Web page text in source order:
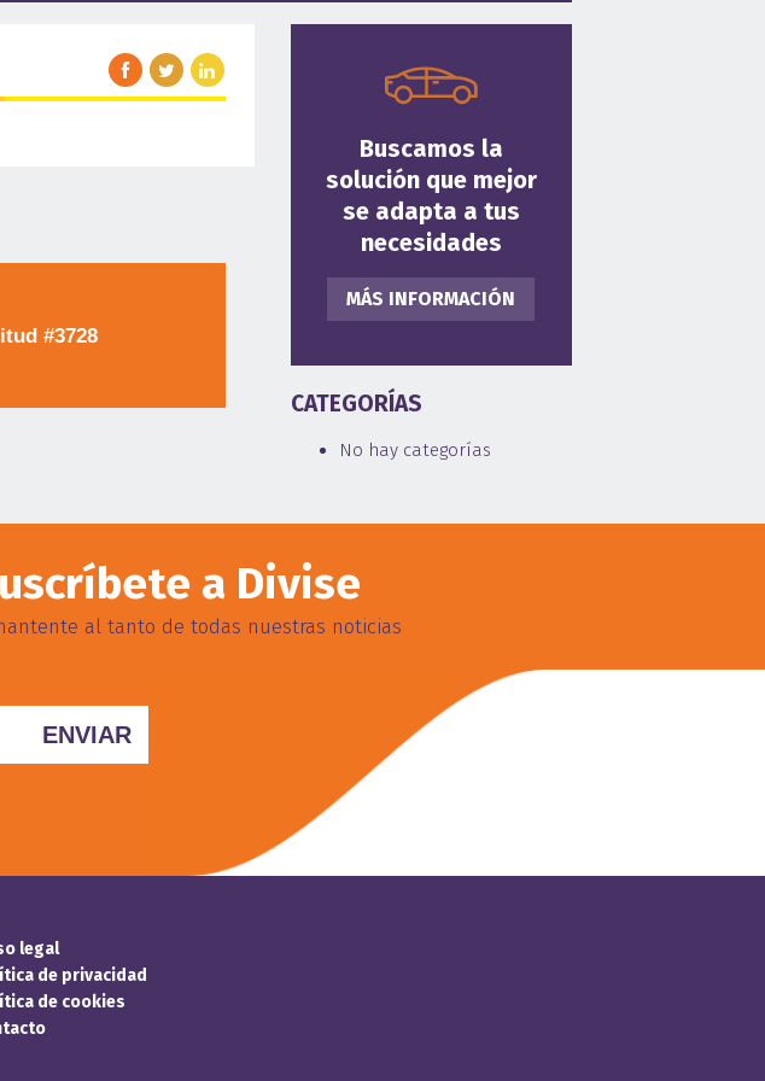
#3728
Buscamos la
solución que mejor
se adapta a tus
necesidades
MÁS INFORMACIÓN
CATEGORÍAS
No hay categorías
a Divise
al tanto de todas nuestras noticias
legal
de privacidad
de cookies